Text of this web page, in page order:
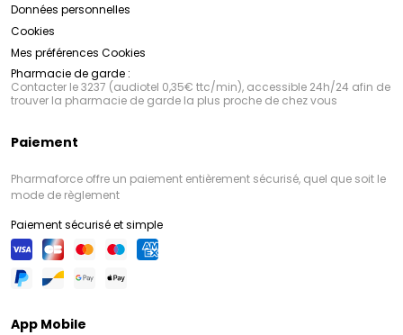
Données personnelles
Cookies
Mes préférences Cookies
Pharmacie de garde :
Contacter le 3237 (audiotel 0,35€ ttc/min), accessible 24h/24 afin de
trouver la pharmacie de garde la plus proche de chez vous
Paiement
Pharmaforce offre un paiement entièrement sécurisé, quel que soit le
mode de règlement
Paiement sécurisé et simple
App Mobile